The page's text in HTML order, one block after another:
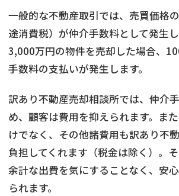
一般的な不動産取引では、売買価格
途消費税）が仲介手数料として発生し
3,000万円の物件を売却した場合、
手数料の支払いが発生します。
訳あり不動産売却相談所では、仲介
め、顧客は費用を抑えられます。ま
けでなく、その他諸費用も訳あり不
負担してくれます（税金は除く）。
余計な出費を気にすることなく、安
られます。